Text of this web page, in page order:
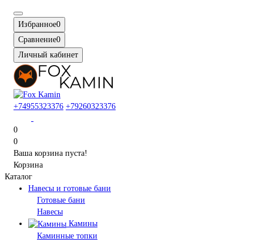
Избранное0
Сравнение0
Личный кабинет
+74955323376 +79260323376
0
0
Ваша корзина пуста!
Корзина
Каталог
Навесы и готовые бани
Готовые бани
Навесы
Камины
Каминные топки